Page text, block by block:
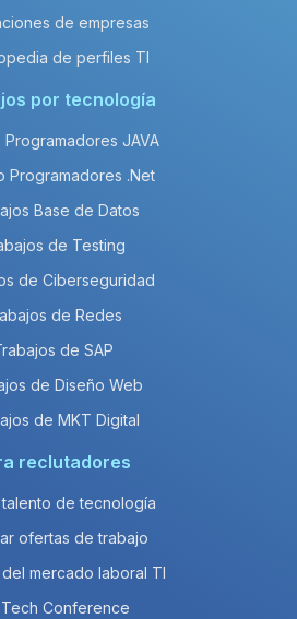
de empresas
de perfiles TI
por tecnología
Programadores JAVA
Programadores .Net
Base de Datos
de Testing
de Ciberseguridad
de Redes
de SAP
de Diseño Web
de MKT Digital
reclutadores
talento de tecnología
ofertas de trabajo
mercado laboral TI
Tech Conference